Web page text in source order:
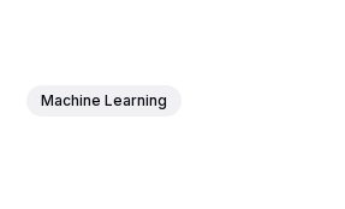
Machine Learning